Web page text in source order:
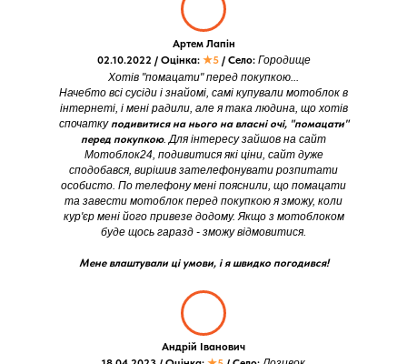
Хотів "помацати" перед покупкою...
Начебто всі сусіди і знайомі, самі купували мотоблок в
інтернеті, і мені радили, але я така людина, що хотів
спочаткуподивитися на нього на власні очі, "помацати"
перед покупкою. Для інтересу зайшов на сайт
Мотоблок24, подивитися які ціни, сайт дуже
сподобався, вирішив зателефонувати розпитати
особисто. По телефону мені пояснили, що помацати
та завести мотоблок перед покупкою я зможу, коли
кур'єр мені його привезе додому. Якщо з мотоблоком
буде щось гаразд - зможу відмовитися.
Мене влаштували ці умови, і я швидко погодився!
Артем Лапін
02.10.2022 / Оцінка: ★5 / Село: Городище
Андрій Іванович